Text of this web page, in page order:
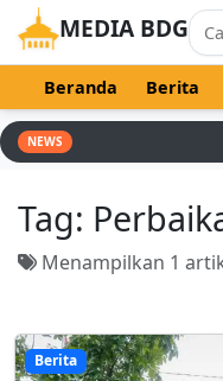
MEDIA BDG
Beranda Berita
NEWS
Tag:
Menampilkan 1
Berita